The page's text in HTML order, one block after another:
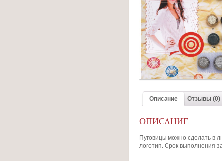
Описание Отзывы (0)
ОПИСАНИЕ
Пуговицы можно сделать в
логотип. Срок выполнения